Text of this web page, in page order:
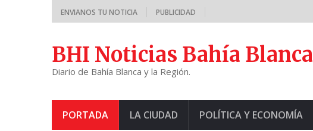
ENVIANOS TU NOTICIA PUBLICIDAD
BHI Noticias Bahía Blanca
Diario de Bahía Blanca y la Región.
PORTADA LA CIUDAD POLÍTICA Y ECONOMÍA